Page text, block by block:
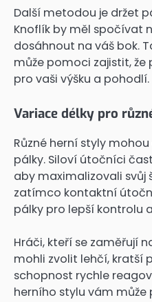
Další metodou je držet
Knoflík by měl spočívat
dosáhnout na váš bok.
může pomoci zajistit,
pro vaši výšku a pohodlí.
Variace délky pro
Různé herní styly
pálky. Siloví útočníci
aby maximalizovali svůj
zatímco kontaktní
pálky pro lepší kontrolu
Hráči, kteří se zaměřují
mohli zvolit lehčí, kratší
schopnost rychle
herního stylu vám